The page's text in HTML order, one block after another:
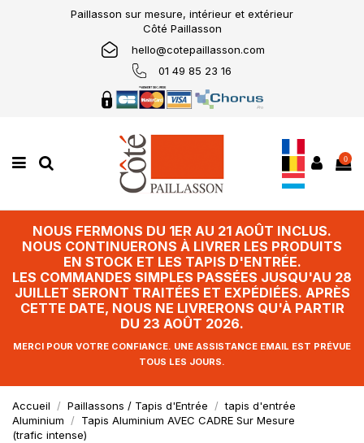
Paillasson sur mesure, intérieur et extérieur
Côté Paillasson
hello@cotepaillasson.com
01 49 85 23 16
0
NOUS FERMONS DU 1ER AU 21 AOÛT INCLUS.
NOUS CONTINUERONS À LIVRER LES PRODUITS
EN STOCK ET LES TAPIS D'ENTRÉE.
LES COMMANDES SIMPLES PASSÉES JUSQU'AU 28
JUILLET SERONT TRAITÉES ET EXPÉDIÉES. APRÈS
CETTE DATE, NOUS NE LIVRERONS QU'À PARTIR
DU 23 AOÛT 2026.
MERCI POUR VOTRE CONFIANCE. UNE ASSISTANCE EMAIL EST PRÉVUE
TOUS LES JOURS.
Accueil Paillassons / Tapis d'Entrée
tapis d'entrée
Aluminium
Tapis Aluminium AVEC CADRE Sur Mesure
(trafic intense)